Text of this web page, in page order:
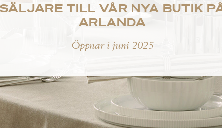
SÄLJARE TILL VÅR NYA BUTIK
ARLANDA
Öppnar i juni 2025